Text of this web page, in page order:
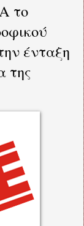
το
ένταξη
της